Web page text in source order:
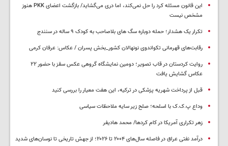
این قانون مسئله کرد را حل نمی‌کند، اما دری می‌گشاید/ بازگشت اعضای PKK هنوز
مشخص نیست
تکرار یک هشدار؛ حمله دوباره سگ های بلاصاحب به کودک ۹ ساله در سنندج
رقابت‌های قهرمانی تکواندوی نونهالان کشور_بخش پسران / عکاس: عرفان کرمی
روایت کردستان در قاب تصویر؛ دومین نمایشگاه گروهی عکس سقز با حضور ۲۲
عکاس گشایش یافت
قبل از پرداخت شهریه پزشکی در ترکیه، این هفت معیار را بررسی کنید
وداع پ.ک.ک با اسلحه؛ صلح زیر سایه ملاحظات سیاسی
زهر تکراری آمریکا در کام کردها/ محمد هادیفر
درآمد نفتی عراق در فاصله سال‌های ۲۰۰۴ تا ۲۰۲۶؛ از جهش تاریخی تا نوسان‌های شدید